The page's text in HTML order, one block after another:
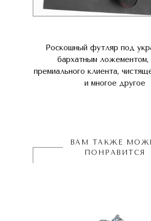
Роскошный футляр под
бархатным ложементом,
премиального клиента,
и многое другое
ВАМ ТАКЖЕ
ПОНРАВИТСЯ